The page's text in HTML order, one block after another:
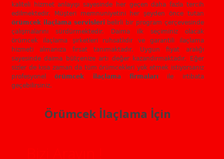
kaliteli hizmet anlayışı sayesinde her geçen daha fazla tercih
edilmektedir. Müşteri memnuniyetini her şeyden önce tutan
örümcek ilaçlama servisleri belirli bir program çerçevesinde
çalışmalarını sürdürmektedir. Daima ilk seçiminiz olacak
örümcek ilaçlama şirketleri ruhsatlıdır ve garantili ilaçlama
hizmeti almanıza fırsat tanımaktadır. Uygun fiyat aralığı
sayesinde daima bütçenize artı değer kazandırmaktadır. Eğer
sizler de kısa zaman da tüm örümcekleri yok etmek istiyorsanız
profesyonelörümcek ilaçlama firmaları ile irtibata
geçebilirsiniz.
Örümcek İlaçlama İçin